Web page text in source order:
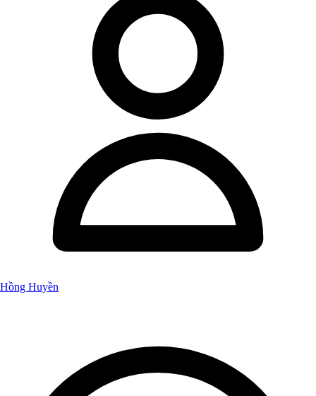
Hồng Huyền